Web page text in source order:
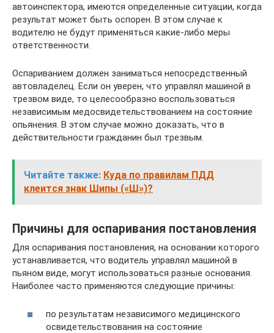
автоинспектора, имеются определенные ситуации, когда
результат может быть оспорен. В этом случае к
водителю не будут применяться какие-либо меры
ответственности.
Оспариванием должен заниматься непосредственный
автовладелец. Если он уверен, что управлял машиной в
трезвом виде, то целесообразно воспользоваться
независимым медосвидетельствованием на состояние
опьянения. В этом случае можно доказать, что в
действительности гражданин был трезвым.
Читайте также: Куда по правилам ПДД
клеится знак Шипы («Ш»)?
Причины для оспаривания постановления
Для оспаривания постановления, на основании которого
устанавливается, что водитель управлял машиной в
пьяном виде, могут использоваться разные основания.
Наиболее часто применяются следующие причины:
по результатам независимого медицинского
освидетельствования на состояние